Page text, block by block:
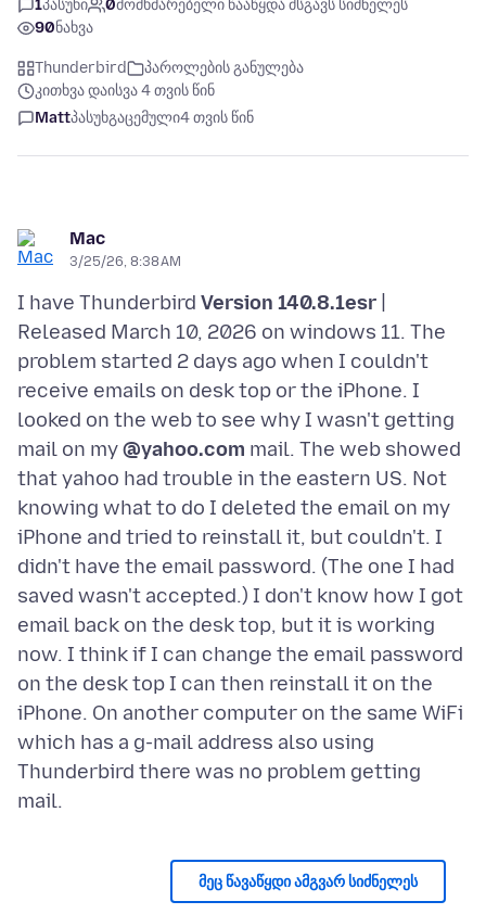
1პასუხი 0მომხმარებელი წააწყდა მსგავს სიძნელეს
90ნახვა
Thunderbird
პაროლების განულება
კითხვა დაისვა 4 თვის წინ
Mattპასუხგაცემული4 თვის წინ
Mac
3/25/26, 8:38 AM
I have Thunderbird Version 140.8.1esr
Released March 10, 2026 on windows 11. The
problem started 2 days ago when I couldn't
receive emails on desk top or the iPhone. I
looked on the web to see why I wasn't getting
mail on my@yahoo.com mail. The web showed
that yahoo had trouble in the eastern US. Not
knowing what to do I deleted the email on my
iPhone and tried to reinstall it, but couldn't. I
didn't have the email password. (The one I had
saved wasn't accepted.) I don't know how I got
email back on the desk top, but it is working
now. I think if I can change the email password
on the desk top I can then reinstall it on the
iPhone. On another computer on the same WiFi
which has a g-mail address also using
Thunderbird there was no problem getting
მეც წავაწყდი ამგვარ სიძნელეს